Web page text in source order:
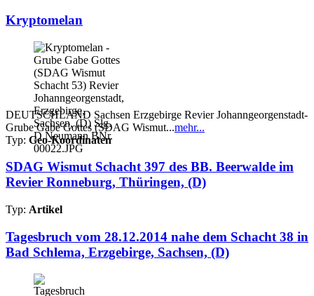
Kryptomelan
DEUTSCHLAND Sachsen Erzgebirge Revier Johanngeorgenstadt-
Grube Gabe Gottes (SDAG Wismut...mehr...
Typ: Geo-Koordinaten
SDAG Wismut Schacht 397 des BB. Beerwalde im
Revier Ronneburg, Thüringen, (D)
Typ: Artikel
Tagesbruch vom 28.12.2014 nahe dem Schacht 38 in
Bad Schlema, Erzgebirge, Sachsen, (D)